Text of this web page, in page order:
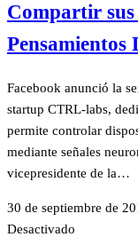
Compartir sus
Pensamientos
Facebook anunció la
startup CTRL-labs,
permite controlar
mediante señales
vicepresidente de la…
30 de septiembre de
Desactivado